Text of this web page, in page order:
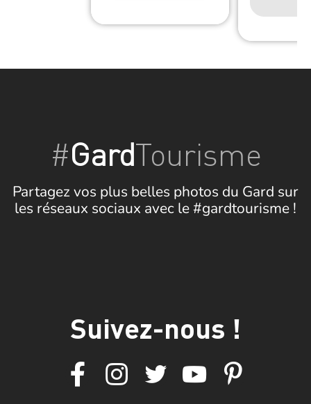
#GardTourisme
Partagez vos plus belles photos du Gard sur
les réseaux sociaux avec le #gardtourisme !
Suivez-nous !